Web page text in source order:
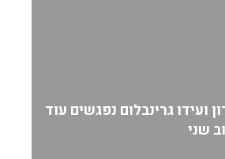
ועידו גרינבלום נפגשים עוד
שני